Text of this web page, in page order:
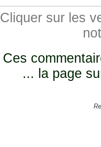
Cliquer sur les
Ces
... la page